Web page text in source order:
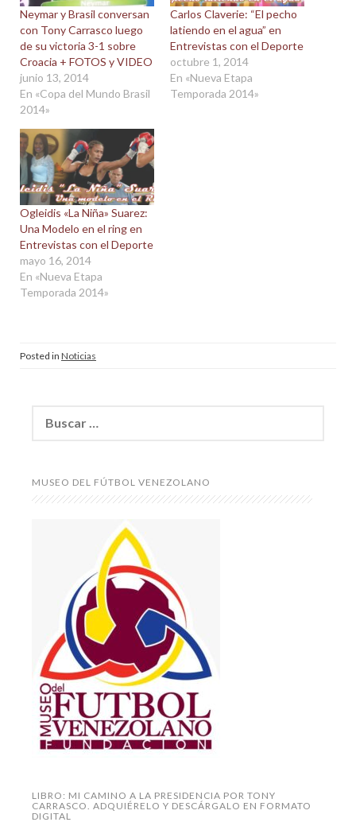
Neymar y Brasil conversan
con Tony Carrasco luego
de su victoria 3-1 sobre
Croacia + FOTOS y VIDEO
junio 13, 2014
En «Copa del Mundo Brasil
2014»
Carlos Claverie: “El pecho
latiendo en el agua” en
Entrevistas con el Deporte
octubre 1, 2014
En «Nueva Etapa
Temporada 2014»
Ogleidis «La Niña» Suarez:
Una Modelo en el ring en
Entrevistas con el Deporte
mayo 16, 2014
En «Nueva Etapa
Temporada 2014»
Posted in Noticias
MUSEO DEL FÚTBOL VENEZOLANO
LIBRO: MI CAMINO A LA PRESIDENCIA POR TONY
CARRASCO. ADQUIÉRELO Y DESCÁRGALO EN FORMATO
DIGITAL